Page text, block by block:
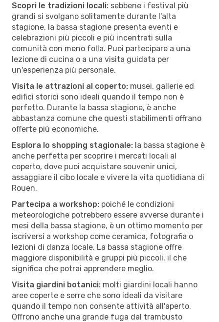
Scopri le tradizioni locali: sebbene i festival più
grandi si svolgano solitamente durante l'alta
stagione, la bassa stagione presenta eventi e
celebrazioni più piccoli e più incentrati sulla
comunità con meno folla. Puoi partecipare a una
lezione di cucina o a una visita guidata per
un'esperienza più personale.
Visita le attrazioni al coperto: musei, gallerie ed
edifici storici sono ideali quando il tempo non è
perfetto. Durante la bassa stagione, è anche
abbastanza comune che questi stabilimenti offrano
offerte più economiche.
Esplora lo shopping stagionale: la bassa stagione è
anche perfetta per scoprire i mercati locali al
coperto, dove puoi acquistare souvenir unici,
assaggiare il cibo locale e vivere la vita quotidiana di
Rouen.
Partecipa a workshop: poiché le condizioni
meteorologiche potrebbero essere avverse durante i
mesi della bassa stagione, è un ottimo momento per
iscriversi a workshop come ceramica, fotografia o
lezioni di danza locale. La bassa stagione offre
maggiore disponibilità e gruppi più piccoli, il che
significa che potrai apprendere meglio.
Visita giardini botanici: molti giardini locali hanno
aree coperte e serre che sono ideali da visitare
quando il tempo non consente attività all'aperto.
Offrono anche una grande fuga dal trambusto